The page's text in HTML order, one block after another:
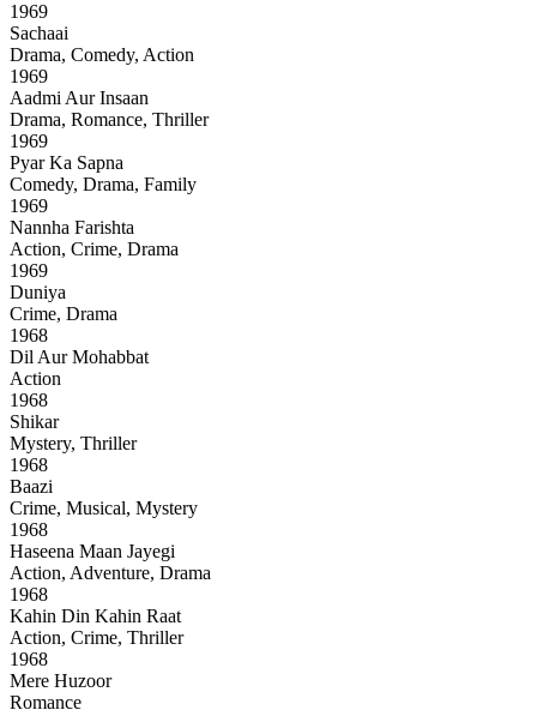
1969
Sachaai
Drama, Comedy, Action
1969
Aadmi Aur Insaan
Drama, Romance, Thriller
1969
Pyar Ka Sapna
Comedy, Drama, Family
1969
Nannha Farishta
Action, Crime, Drama
1969
Duniya
Crime, Drama
1968
Dil Aur Mohabbat
Action
1968
Shikar
Mystery, Thriller
1968
Baazi
Crime, Musical, Mystery
1968
Haseena Maan Jayegi
Action, Adventure, Drama
1968
Kahin Din Kahin Raat
Action, Crime, Thriller
1968
Mere Huzoor
Romance